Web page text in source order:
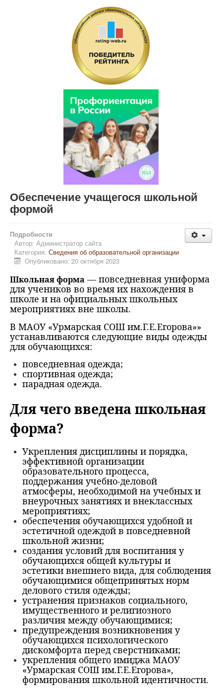
Обеспечение учащегося школьной
формой
Подробности
Автор: Администратор сайта
Категория: Сведения об образовательной организации
Опубликовано: 20 октября 2023
Школьная форма — повседневная униформа
для учеников во время их нахождения в
школе и на официальных школьных
мероприятиях вне школы.
В МАОУ «Урмарская СОШ им.Г.Е.Егорова»»
устанавливаются следующие виды одежды
для обучающихся:
повседневная одежда;
спортивная одежда;
парадная одежда.
Для чего введена школьная
форма?
Укрепления дисциплины и порядка,
эффективной организации
образовательного процесса,
поддержания учебно-деловой
атмосферы, необходимой на учебных и
внеурочных занятиях и внеклассных
мероприятиях;
обеспечения обучающихся удобной и
эстетичной одеждой в повседневной
школьной жизни;
создания условий для воспитания у
обучающихся общей культуры и
эстетики внешнего вида, для соблюдения
обучающимися общепринятых норм
делового стиля одежды;
устранения признаков социального,
имущественного и религиозного
различия между обучающимися;
предупреждения возникновения у
обучающихся психологического
дискомфорта перед сверстниками;
укрепления общего имиджа МАОУ
«Урмарская СОШ им.Г.Е.Егорова»,
формирования школьной идентичности.